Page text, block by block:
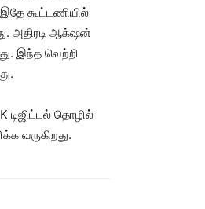
இதே கூட்டணியில்
அதிரடி ஆக்‌ஷன்
இந்த வெற்றி
டிஜிட்டல் தொழில்
வருகிறது.